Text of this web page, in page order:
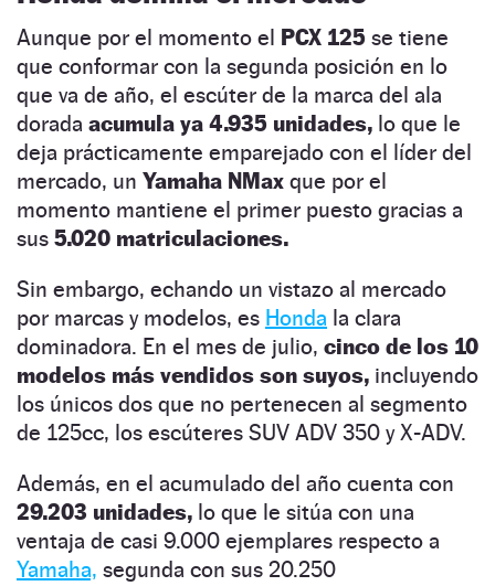
Aunque por el momento el PCX 125 se tiene
que conformar con la segunda posición en lo
que va de año, el escúter de la marca del ala
dorada acumula ya 4.935 unidades, lo que le
deja prácticamente emparejado con el líder del
mercado, un Yamaha NMax que por el
momento mantiene el primer puesto gracias a
sus 5.020 matriculaciones.
Sin embargo, echando un vistazo al mercado
por marcas y modelos, es Honda la clara
dominadora. En el mes de julio, cinco de los 10
modelos más vendidos son suyos, incluyendo
los únicos dos que no pertenecen al segmento
de 125cc, los escúteres SUV ADV 350 y X-ADV.
Además, en el acumulado del año cuenta con
29.203 unidades, lo que le sitúa con una
ventaja de casi 9.000 ejemplares respecto a
Yamaha, segunda con sus 20.250